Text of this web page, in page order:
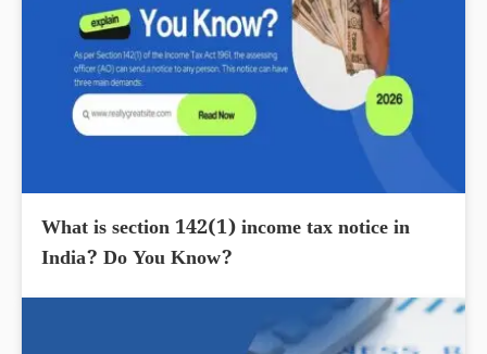
What is section 142(1) income tax notice in
India? Do You Know?